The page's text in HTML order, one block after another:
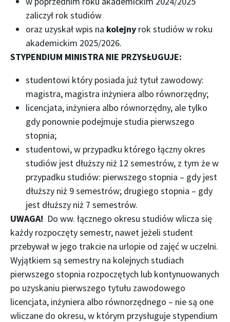
zaliczył rok studiów
oraz uzyskał wpis na kolejny rok studiów w roku
akademickim 2025/2026.
STYPENDIUM MINISTRA NIE PRZYSŁUGUJE:
studentowi który posiada już tytuł zawodowy:
magistra, magistra inżyniera albo równorzędny;
licencjata, inżyniera albo równorzędny, ale tylko
gdy ponownie podejmuje studia pierwszego
stopnia;
studentowi, w przypadku którego łączny okres
studiów jest dłuższy niż 12 semestrów, z tym że w
przypadku studiów: pierwszego stopnia – gdy jest
dłuższy niż 9 semestrów; drugiego stopnia – gdy
jest dłuższy niż 7 semestrów.
UWAGA! Do ww. łącznego okresu studiów wlicza się
każdy rozpoczęty semestr, nawet jeżeli student
przebywał w jego trakcie na urlopie od zajęć w uczelni.
Wyjątkiem są semestry na kolejnych studiach
pierwszego stopnia rozpoczętych lub kontynuowanych
po uzyskaniu pierwszego tytułu zawodowego
licencjata, inżyniera albo równorzędnego – nie są one
wliczane do okresu, w którym przysługuje stypendium